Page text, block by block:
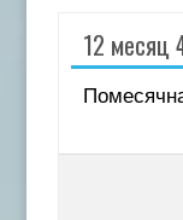
12 месяц